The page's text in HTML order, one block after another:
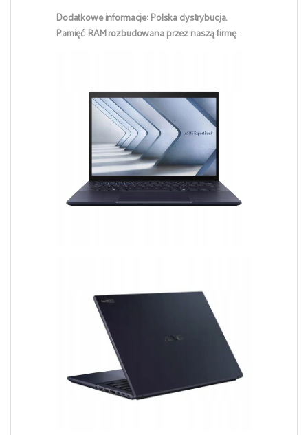
Dodatkowe informacje: Polska dystrybucja.
Pamięć RAM rozbudowana przez naszą firmę .